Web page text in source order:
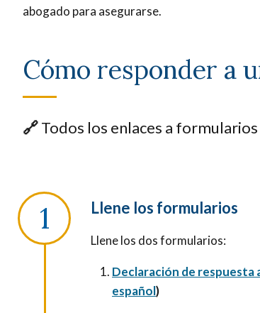
abogado para asegurarse.
Cómo responder a
🔗Todos los enlaces a
Llene los formularios
Llene los dos formularios:
Declaración de respuesta
español)